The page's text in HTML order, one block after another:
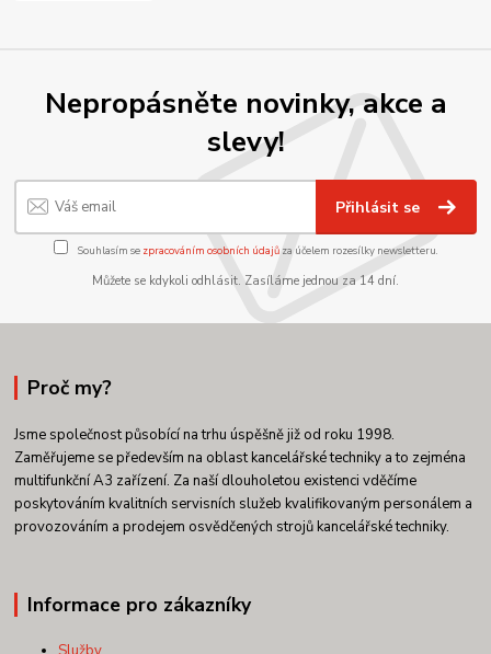
Nepropásněte novinky, akce a
slevy!
Přihlásit se
Souhlasím se zpracováním osobních údajůza účelem rozesílky newsletteru.
Můžete se kdykoli odhlásit. Zasíláme jednou za 14 dní.
Proč my?
Jsme společnost působící na trhu úspěšně již od roku 1998.
Zaměřujeme se především na oblast kancelářské techniky a to zejména
multifunkční A3 zařízení. Za naší dlouholetou existenci vděčíme
poskytováním kvalitních servisních služeb kvalifikovaným personálem a
provozováním a prodejem osvědčených strojů kancelářské techniky.
Informace pro zákazníky